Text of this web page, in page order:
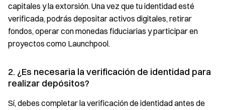
capitales y la extorsión. Una vez que tu identidad esté
verificada, podrás depositar activos digitales, retirar
fondos, operar con monedas fiduciarias y participar en
proyectos como Launchpool.
2. ¿Es necesaria la verificación de identidad para
realizar depósitos?
Sí, debes completar la verificación de identidad antes de